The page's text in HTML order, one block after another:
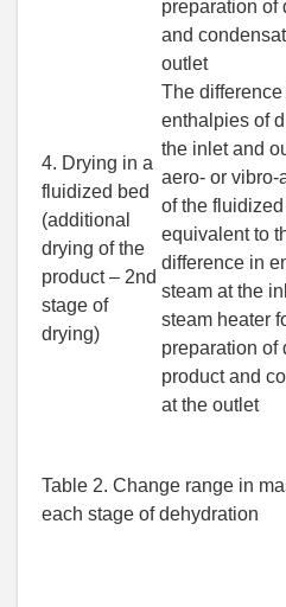
preparation of
and
outlet
4. Drying in a
fluidized bed
(additional
drying of the
product – 2nd
stage of
drying)
The difference
enthalpies of
the inlet and
aero- or vibro-
of the
equivalent to
difference in
steam at the
steam heater
preparation of
product and
at the outlet
Table 2. Change range in
each stage of dehydration